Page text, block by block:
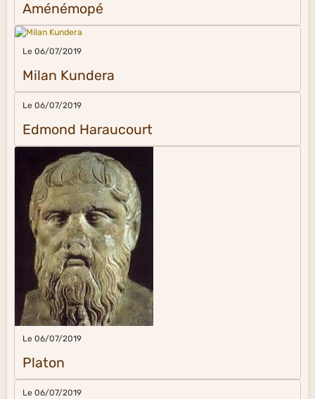
Aménémopé
Le 06/07/2019
Milan Kundera
Le 06/07/2019
Edmond Haraucourt
Le 06/07/2019
Platon
Le 06/07/2019